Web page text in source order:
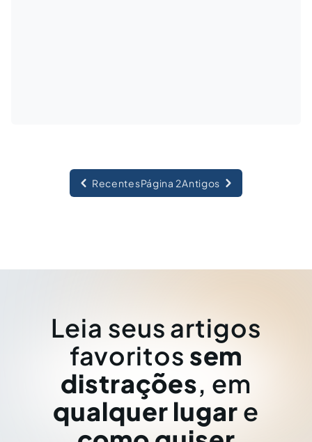
RecentesPágina 2Antigos
Leia seus artigos
favoritos sem
distrações, em
qualquer lugar e